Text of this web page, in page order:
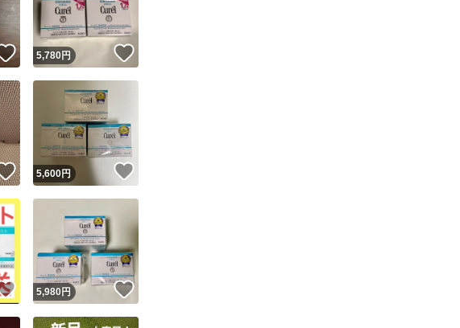
このユーザーは設定した発送日数内に発送しています
いいね！
5,780円
いいね！
5,600円
いいね！
5,980円